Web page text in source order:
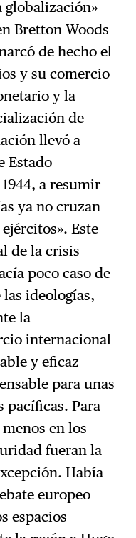
globalización»
Bretton Woods
de hecho el
y su comercio
y la
de
llevó a
Estado
a resumir
ya no cruzan
Este
de la crisis
poco caso de
ideologías,
la
internacional
y eficaz
para unas
pacíficas. Para
en los
fueran la
Había
europeo
espacios